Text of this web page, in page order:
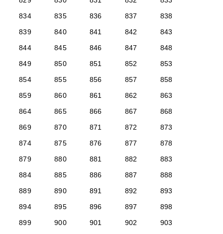
834
835 836 837
838
839
840 841 842
843
844
845 846 847
848
849
850 851 852
853
854
855 856 857
858
859
860 861 862
863
864
865 866 867
868
869
870 871 872
873
874
875 876 877
878
879
880 881 882
883
884
885 886 887
888
889
890 891 892
893
894
895 896 897
898
899
900 901 902
903